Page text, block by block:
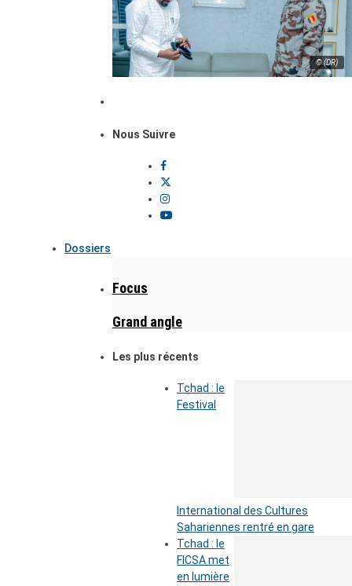
© (DR)
Nous Suivre
Dossiers
Focus
Grand angle
Les plus récents
Tchad : le
Festival
International des Cultures
Sahariennes rentré en gare
Tchad : le
FICSA met
en lumière